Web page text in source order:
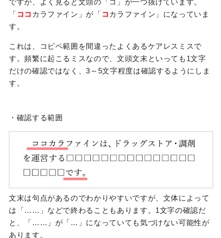
ですが、よく見ると文頭の「コ」が一つ抜けています。
「 ココ カラファイン」が「 コ カラファイン」になっていま
す。
これは、コピペ範囲を間違ったよくあるケアレスミスで
す。頻繁に起こるミスなので、文頭文末といっても1文字
だけの確認ではなく、3～5文字程度は確認するようにしま
す。
・確認する範囲
文末は句点があるのでわかりやすいですが、文体によって
は「……」などで終わることもあります。1文字の確認だ
と、「……」が「…」になっていても気づけない可能性が
あります。